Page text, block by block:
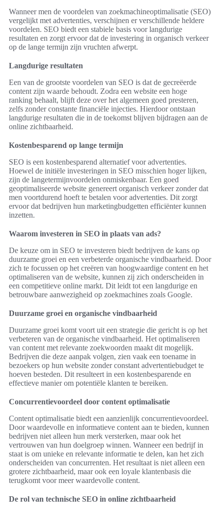
Wanneer men de voordelen van zoekmachineoptimalisatie (SEO)
vergelijkt met advertenties, verschijnen er verschillende heldere
voordelen. SEO biedt een stabiele basis voor langdurige
resultaten en zorgt ervoor dat de investering in organisch verkeer
op de lange termijn zijn vruchten afwerpt.
Langdurige resultaten
Een van de grootste voordelen van SEO is dat de gecreëerde
content zijn waarde behoudt. Zodra een website een hoge
ranking behaalt, blijft deze over het algemeen goed presteren,
zelfs zonder constante financiële injecties. Hierdoor ontstaan
langdurige resultaten die in de toekomst blijven bijdragen aan de
online zichtbaarheid.
Kostenbesparend op lange termijn
SEO is een kostenbesparend alternatief voor advertenties.
Hoewel de initiële investeringen in SEO misschien hoger lijken,
zijn de langetermijnvoordelen onmiskenbaar. Een goed
geoptimaliseerde website genereert organisch verkeer zonder dat
men voortdurend hoeft te betalen voor advertenties. Dit zorgt
ervoor dat bedrijven hun marketingbudgetten efficiënter kunnen
inzetten.
Waarom investeren in SEO in plaats van ads?
De keuze om in SEO te investeren biedt bedrijven de kans op
duurzame groei en een verbeterde organische vindbaarheid. Door
zich te focussen op het creëren van hoogwaardige content en het
optimaliseren van de website, kunnen zij zich onderscheiden in
een competitieve online markt. Dit leidt tot een langdurige en
betrouwbare aanwezigheid op zoekmachines zoals Google.
Duurzame groei en organische vindbaarheid
Duurzame groei komt voort uit een strategie die gericht is op het
verbeteren van de organische vindbaarheid. Het optimaliseren
van content met relevante zoekwoorden maakt dit mogelijk.
Bedrijven die deze aanpak volgen, zien vaak een toename in
bezoekers op hun website zonder constant advertentiebudget te
hoeven besteden. Dit resulteert in een kostenbesparende en
effectieve manier om potentiële klanten te bereiken.
Concurrentievoordeel door content optimalisatie
Content optimalisatie biedt een aanzienlijk concurrentievoordeel.
Door waardevolle en informatieve content aan te bieden, kunnen
bedrijven niet alleen hun merk versterken, maar ook het
vertrouwen van hun doelgroep winnen. Wanneer een bedrijf in
staat is om unieke en relevante informatie te delen, kan het zich
onderscheiden van concurrenten. Het resultaat is niet alleen een
grotere zichtbaarheid, maar ook een loyale klantenbasis die
terugkomt voor meer waardevolle content.
De rol van technische SEO in online zichtbaarheid